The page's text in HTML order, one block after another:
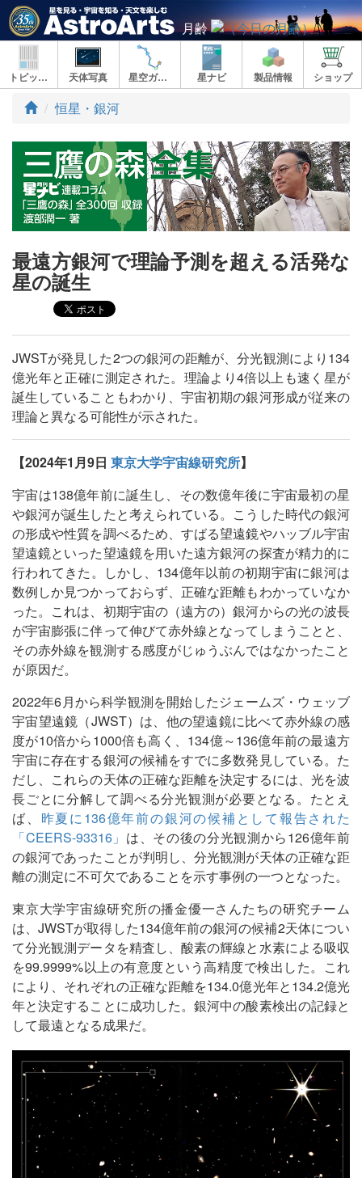
月齢
トピックス 天体写真 星空ガイド 星ナビ 製品情報 ショップ
ト
プ
恒星・銀河
最遠方銀河で理論予測を超える活発な
星の誕生
JWSTが発見した2つの銀河の距離が、分光観測により134
億光年と正確に測定された。理論より4倍以上も速く星が
誕生していることもわかり、宇宙初期の銀河形成が従来の
理論と異なる可能性が示された。
【2024年1月9日 東京大学宇宙線研究所】
宇宙は138億年前に誕生し、その数億年後に宇宙最初の星
や銀河が誕生したと考えられている。こうした時代の銀河
の形成や性質を調べるため、すばる望遠鏡やハッブル宇宙
望遠鏡といった望遠鏡を用いた遠方銀河の探査が精力的に
行われてきた。しかし、134億年以前の初期宇宙に銀河は
数例しか見つかっておらず、正確な距離もわかっていなか
った。これは、初期宇宙の（遠方の）銀河からの光の波長
が宇宙膨張に伴って伸びて赤外線となってしまうことと、
その赤外線を観測する感度がじゅうぶんではなかったこと
が原因だ。
2022年6月から科学観測を開始したジェームズ・ウェッブ
宇宙望遠鏡（JWST）は、他の望遠鏡に比べて赤外線の感
度が10倍から1000倍も高く、134億～136億年前の最遠方
宇宙に存在する銀河の候補をすでに多数発見している。た
だし、これらの天体の正確な距離を決定するには、光を波
長ごとに分解して調べる分光観測が必要となる。たとえ
ば、 昨夏に136億年前の銀河の候補として報告された
「CEERS-93316」 は、その後の分光観測から126億年前
の銀河であったことが判明し、分光観測が天体の正確な距
離の測定に不可欠であることを示す事例の一つとなった。
東京大学宇宙線研究所の播金優一さんたちの研究チーム
は、JWSTが取得した134億年前の銀河の候補2天体につい
て分光観測データを精査し、酸素の輝線と水素による吸収
を99.9999%以上の有意度という高精度で検出した。これ
により、それぞれの正確な距離を134.0億光年と134.2億光
年と決定することに成功した。銀河中の酸素検出の記録と
して最遠となる成果だ。